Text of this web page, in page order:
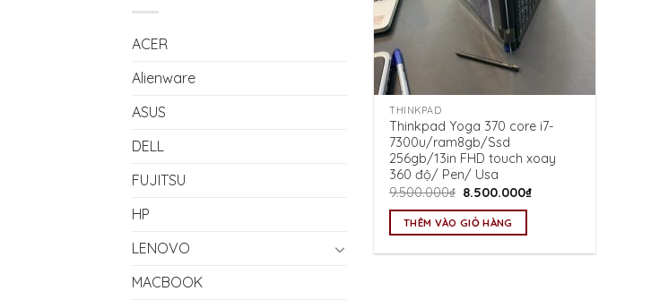
ACER
Alienware
ASUS
DELL
FUJITSU
HP
LENOVO
MACBOOK
THINKPAD
Thinkpad Yoga 370 core i7-
7300u/ram8gb/Ssd
256gb/13in FHD touch xoay
360 độ/ Pen/ Usa
9.500.000₫ Giá
là:
9.500.000₫.
8.500.000₫Giá
THÊM VÀO GIỎ HÀNG